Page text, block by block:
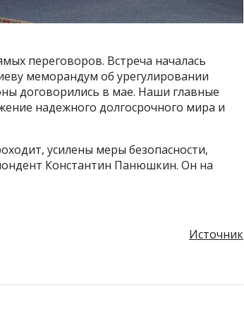
переговоров. Встреча началась
меморандум об урегулировании
договорились в мае. Наши главные
надежного долгосрочного мира и
усилены меры безопасности,
Константин Панюшкин. Он на
Источник